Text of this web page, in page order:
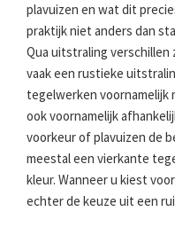
plavuizen en wat dit
praktijk niet anders dan
Qua uitstraling verschillen
vaak een rustieke
tegelwerken voornamelijk
ook voornamelijk
voorkeur of plavuizen de
meestal een vierkante
kleur. Wanneer u kiest
echter de keuze uit een